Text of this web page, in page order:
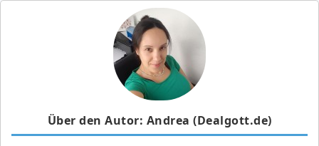
Über den Autor: Andrea (Dealgott.de)